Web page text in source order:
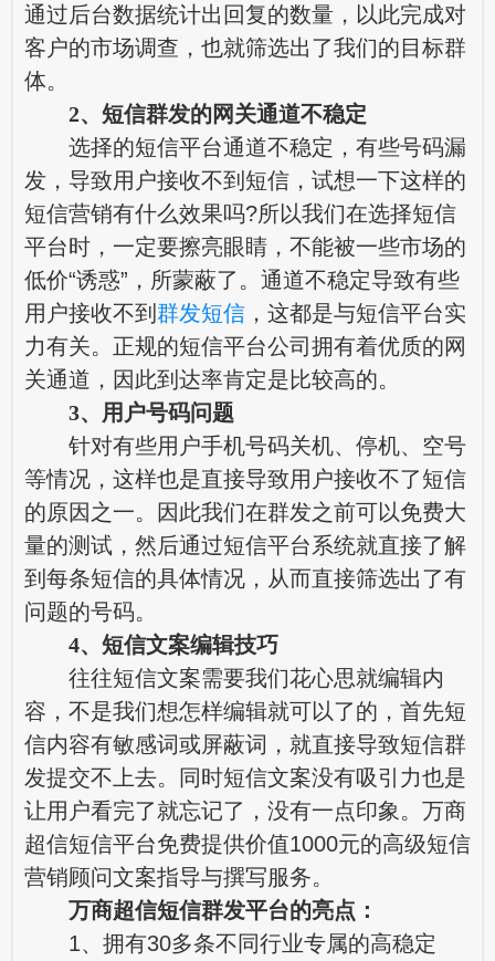
通过后台数据统计出回复的数量，以此完成对
客户的市场调查，也就筛选出了我们的目标群
体。
2、短信群发的网关通道不稳定
选择的短信平台通道不稳定，有些号码漏
发，导致用户接收不到短信，试想一下这样的
短信营销有什么效果吗?所以我们在选择短信
平台时，一定要擦亮眼睛，不能被一些市场的
低价“诱惑”，所蒙蔽了。通道不稳定导致有些
用户接收不到 群发短信 ，这都是与短信平台实
力有关。正规的短信平台公司拥有着优质的网
关通道，因此到达率肯定是比较高的。
3、用户号码问题
针对有些用户手机号码关机、停机、空号
等情况，这样也是直接导致用户接收不了短信
的原因之一。因此我们在群发之前可以免费大
量的测试，然后通过短信平台系统就直接了解
到每条短信的具体情况，从而直接筛选出了有
问题的号码。
4、短信文案编辑技巧
往往短信文案需要我们花心思就编辑内
容，不是我们想怎样编辑就可以了的，首先短
信内容有敏感词或屏蔽词，就直接导致短信群
发提交不上去。同时短信文案没有吸引力也是
让用户看完了就忘记了，没有一点印象。万商
超信短信平台免费提供价值1000元的高级短信
营销顾问文案指导与撰写服务。
万商超信短信群发平台的亮点：
1、拥有30多条不同行业专属的高稳定